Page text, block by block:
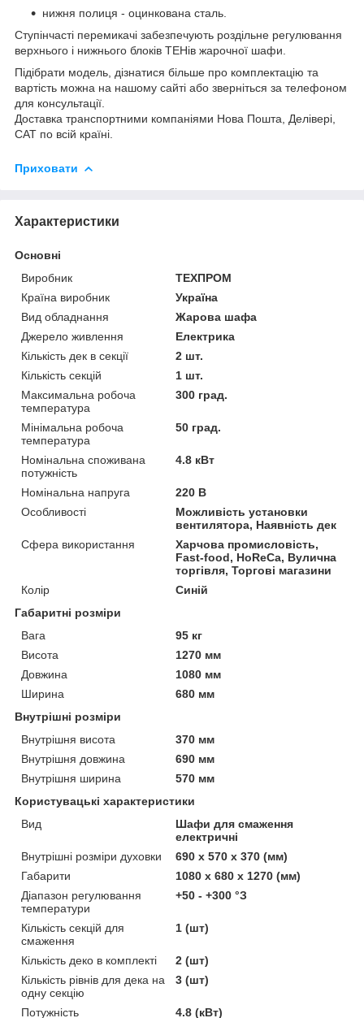
нижня полиця - оцинкована сталь.
Ступінчасті перемикачі забезпечують роздільне регулювання
верхнього і нижнього блоків ТЕНів жарочної шафи.
Підібрати модель, дізнатися більше про комплектацію та
вартість можна на нашому сайті або зверніться за телефоном
для консультації.
Доставка транспортними компаніями Нова Пошта, Делівері,
САТ по всій країні.
Приховати
Характеристики
Основні
Виробник
ТЕХПРОМ
Країна виробник
Україна
Вид обладнання
Жарова шафа
Джерело живлення
Електрика
Кількість дек в секції
2 шт.
Кількість секцій
1 шт.
Максимальна робоча
температура
300 град.
Мінімальна робоча
температура
50 град.
Номінальна споживана
потужність
4.8 кВт
Номінальна напруга
220 В
Особливості
Можливість установки
вентилятора, Наявність дек
Сфера використання
Харчова промисловість,
Fast-food, HoReCa, Вулична
торгівля, Торгові магазини
Колір
Синій
Габаритні розміри
Вага
95 кг
Висота
1270 мм
Довжина
1080 мм
Ширина
680 мм
Внутрішні розміри
Внутрішня висота
370 мм
Внутрішня довжина
690 мм
Внутрішня ширина
570 мм
Користувацькi характеристики
Вид
Шафи для смаження
електричні
Внутрішні розміри духовки
690 х 570 х 370 (мм)
Габарити
1080 x 680 x 1270 (мм)
Діапазон регулювання
температури
+50 - +300 °З
Кількість секцій для
смаження
1 (шт)
Кількість деко в комплекті
2 (шт)
Кількість рівнів для дека на
одну секцію
3 (шт)
Потужність
4.8 (кВт)